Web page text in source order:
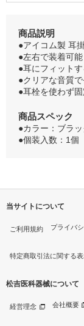
商品説明
●アイコム製 耳
●左右で装着可能
●耳にフィット
●クリアな音質
●耳栓を使わず
商品スペック
●カラー：ブラッ
●個装入数：1個
当サイトについて
ご利用規約 プライバ
特定商取引法に関する
松吉医科器械について
経営理念 会社概要